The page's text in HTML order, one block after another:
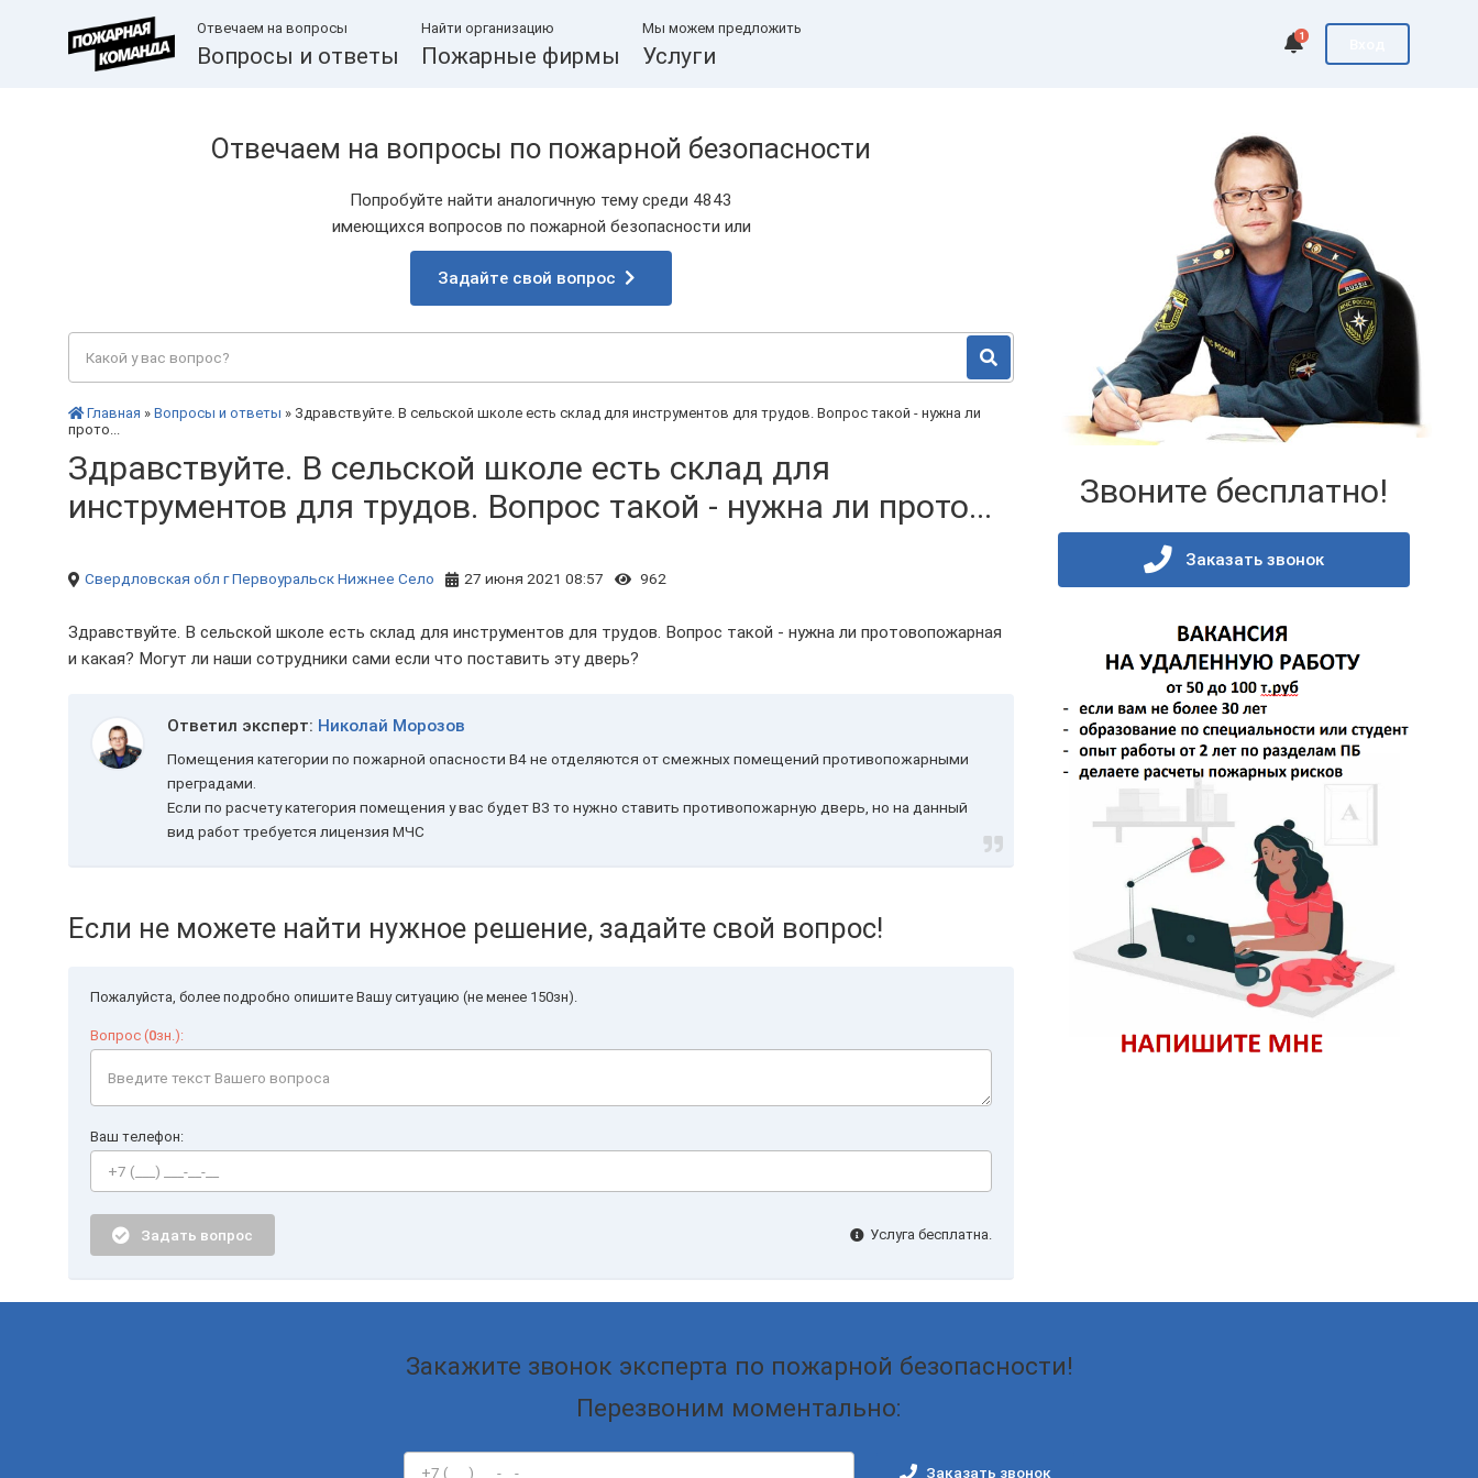
Отвечаем на вопросы
Вопросы и ответы
Найти организацию
Пожарные фирмы
Мы можем предложить
Услуги
1
Отвечаем на вопросы по пожарной безопасности
Попробуйте найти аналогичную тему среди 4843
имеющихся вопросов по пожарной безопасности или
Задайте свой вопрос
Главная » Вопросы и ответы » Здравствуйте. В сельской школе есть склад для инструментов для трудов. Вопрос такой - нужна ли
прото...
Здравствуйте. В сельской школе есть склад для
инструментов для трудов. Вопрос такой - нужна ли прото...
Свердловская обл г ПервоуральскНижнее Село 27 июня 2021 08:57 962
Здравствуйте. В сельской школе есть склад для инструментов для трудов. Вопрос такой - нужна ли протовопожарная
и какая? Могут ли наши сотрудники сами если что поставить эту дверь?
Ответил эксперт: Николай Морозов
Помещения категории по пожарной опасности В4 не отделяются от смежных помещений противопожарными
преградами.
Если по расчету категория помещения у вас будет В3 то нужно ставить противопожарную дверь, но на данный
вид работ требуется лицензия МЧС
Если не можете найти нужное решение, задайте свой вопрос!
Пожалуйста, более подробно опишите Вашу ситуацию (не менее 150зн).
Вопрос (0зн.):
Ваш телефон:
Задать вопрос Услуга бесплатна.
Звоните бесплатно!
Заказать звонок
Закажите звонок эксперта по пожарной безопасности!
Перезвоним моментально:
Заказать звонок